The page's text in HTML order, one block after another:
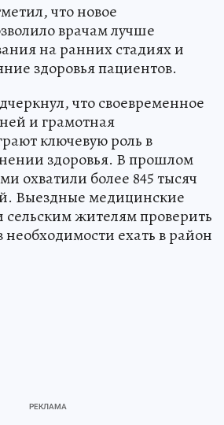
что новое
врачам лучше
на ранних стадиях и
здоровья пациентов.
что своевременное
и грамотная
ключевую роль в
здоровья. В прошлом
охватили более 845 тысяч
Выездные медицинские
сельским жителям проверить
необходимости ехать в район